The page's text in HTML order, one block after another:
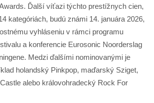
Ďalší víťazi týchto prestížnych cien,
kategóriách, budú známi 14. januára 2026,
vyhláseniu v rámci programu
a konferencie Eurosonic Noorderslag
Medzi ďalšími nominovanými je
holandský Pinkpop, maďarský Sziget,
alebo královohradecký Rock For